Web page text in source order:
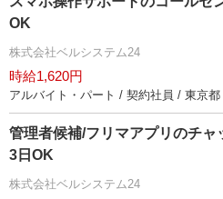
OK
株式会社ベルシステム24
時給1,620円
アルバイト・パート / 契約社員 / 東京都
管理者候補/フリマアプリのチ
3日OK
株式会社ベルシステム24